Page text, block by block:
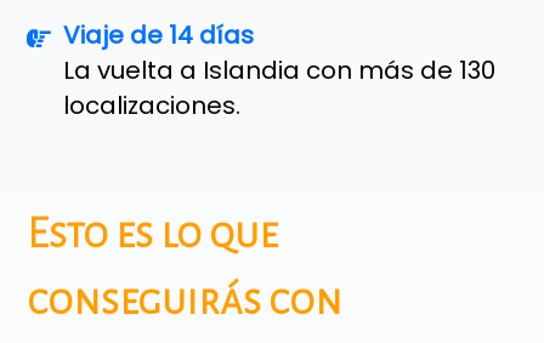
Viaje de 14 días
La vuelta a Islandia con más de 130
localizaciones.
Esto es lo que
conseguirás con